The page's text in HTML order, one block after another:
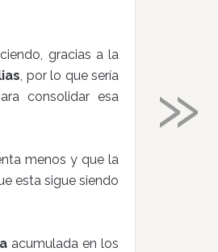
gracias a la
, por lo que sería
consolidar esa
menos y que la
esta sigue siendo
acumulada en los
»